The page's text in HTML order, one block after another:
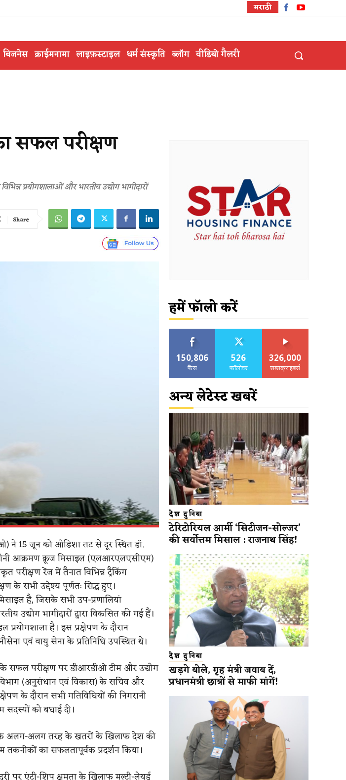
मराठी
बिजनेस क्राईमनामा लाइफ़स्टाइल धर्म संस्कृति ब्लॉग वीडियो गैलरी
सफल परीक्षण
प्रयोगशालाओं और भारतीय उद्योग भागीदारों
Share
ने 15 जून को ओडिशा तट से दूर स्थित डॉ.
आक्रमण क्रूज मिसाइल (एलआरएलएसीएम)
परीक्षण रेंज में तैनात विभिन्न ट्रैकिंग
के सभी उद्देश्य पूर्णतः सिद्ध हुए।
है, जिसके सभी उप-प्रणालियां
उद्योग भागीदारों द्वारा विकसित की गई हैं।
प्रयोगशाला है। इस प्रक्षेपण के दौरान
एवं वायु सेना के प्रतिनिधि उपस्थित थे।
सफल परीक्षण पर डीआरडीओ टीम और उद्योग
विभाग (अनुसंधान एवं विकास) के सचिव और
के दौरान सभी गतिविधियों की निगरानी
को बधाई दी।
अलग-अलग तरह के खतरों के खिलाफ देश की
का सफलतापूर्वक प्रदर्शन किया।
हमें फॉलो करें
150,806
फैंस
526
फॉलोवर
326,000
सब्सक्राइबर्स
अन्य लेटेस्ट खबरें
देश दुनिया
टेरिटोरियल आर्मी ‘सिटीजन-सोल्जर’
की सर्वोत्तम मिसाल : राजनाथ सिंह!
देश दुनिया
खड़गे बोले, गृह मंत्री जवाब दें,
प्रधानमंत्री छात्रों से माफी मांगें!